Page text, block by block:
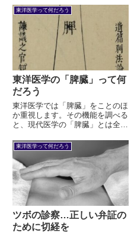
効くツボには、生きた反応があ
る。画像とともに詳しく解説した
い。
東洋医学って何だろう
東洋医学の「脾臓」って何
だろう
東洋医学では「脾臓」をことのほ
か重視します。その機能を調べる
と、現代医学の「脾臓」とは全く
は異なる概念なのですね。その重
要性、そして「卑」に秘められた
真意について説明します。
東洋医学って何だろう
ツボの診察…正しい弁証の
ために切経を